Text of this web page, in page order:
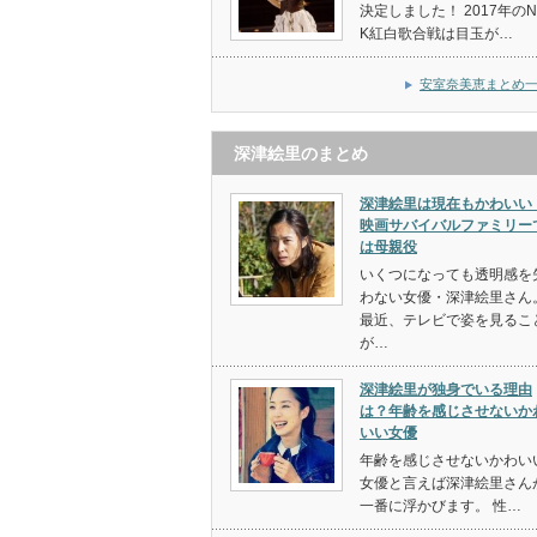
決定しました！ 2017年の
K紅白歌合戦は目玉が…
安室奈美恵まとめ
深津絵里のまとめ
深津絵里は現在もかわいい
映画サバイバルファミリー
は母親役
いくつになっても透明感を
わない女優・深津絵里さん。
最近、テレビで姿を見るこ
が…
深津絵里が独身でいる理由
は？年齢を感じさせないか
いい女優
年齢を感じさせないかわい
女優と言えば深津絵里さん
一番に浮かびます。 性…